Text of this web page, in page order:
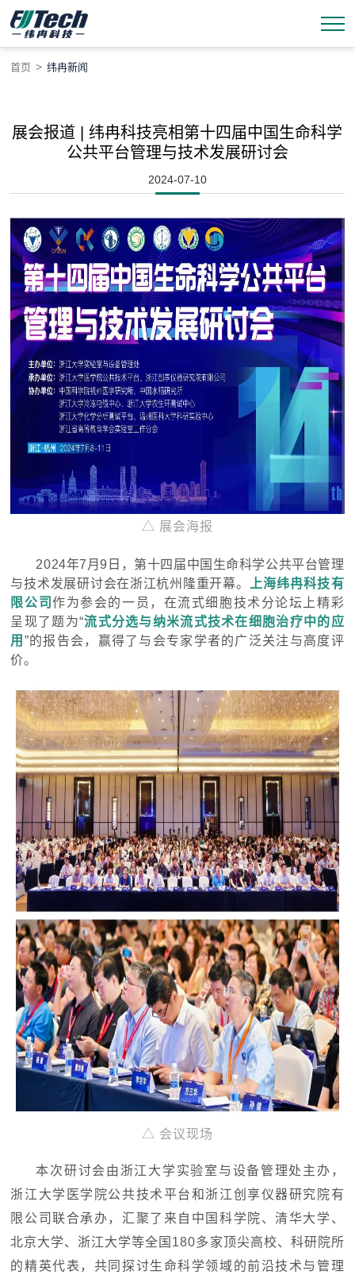
首页 > 纬冉新闻
展会报道 | 纬冉科技亮相第十四届中国生命科学
公共平台管理与技术发展研讨会
2024-07-10
△ 展会海报
2024年7月9日，第十四届中国生命科学公共平台管理
与技术发展研讨会在浙江杭州隆重开幕。
上海纬冉科技有
限公司作为参会的一员，在流式细胞技术分论坛上精彩
呈现了题为“流式分选与纳米流式技术在细胞治疗中的应
用 ”的报告会，赢得了与会专家学者的广泛关注与高度评
价。
△ 会议现场
本次研讨会由浙江大学实验室与设备管理处主办，
浙江大学医学院公共技术平台和浙江创享仪器研究院有
限公司联合承办，汇聚了来自中国科学院、清华大学、
北京大学、浙江大学等全国180多家顶尖高校、科研院所
的精英代表，共同探讨生命科学领域的前沿技术与管理